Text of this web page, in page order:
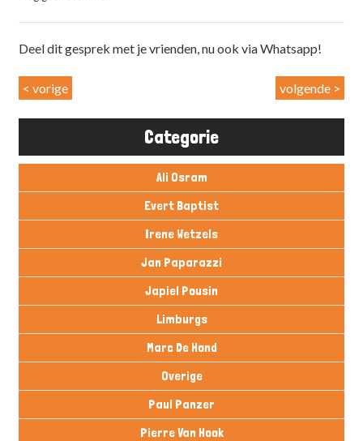
Categorie
Ali Osram
Evert Baptist
Irene Wetzels
Jan Paparazzi
Japiel Pousin
Limburgs
Marc De Hond
Overige
Paul Panzer
Pierre Van Hook
Deel dit gesprek met je vrienden, nu ook via Whatsapp!
< vorige volgende >